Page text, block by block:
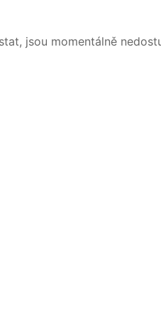
jsou momentálně